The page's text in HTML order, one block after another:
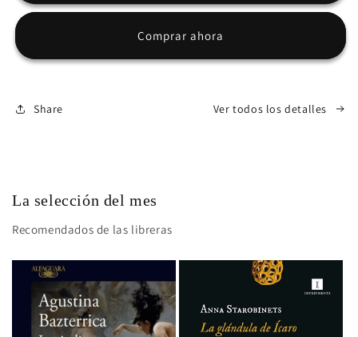
LIBROS
Librería
LIBROS
Aljibe
Librería
Comprar ahora
Share Ver todos los detalles
La selección del mes
Recomendados de las libreras